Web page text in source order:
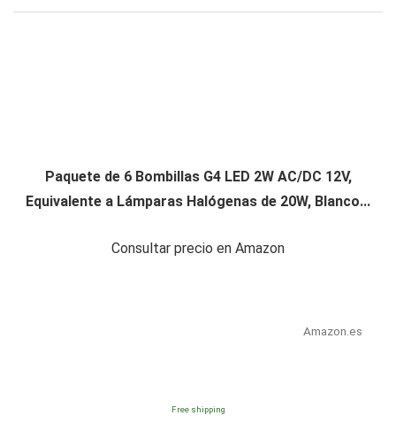
Paquete de 6 Bombillas G4 LED 2W AC/DC 12V,
Equivalente a Lámparas Halógenas de 20W, Blanco...
Consultar precio en Amazon
Amazon.es
Free shipping